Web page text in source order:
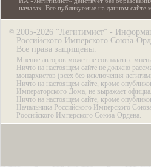
началах. Все публикуемые на данном
© 2005-2026 “Легитимист” -
Российского Имперского Союза-
Все права защищены.
Мнение авторов может не совпадать с
Ничто на настоящем сайте не должно
монархистов (всех без исключения
Ничто на настоящем сайте, кроме
Императорского Дома, не выражает
Ничто на настоящем сайте, кроме
Начальника Российского Имперского
Российского Имперского Союза-Ордена.